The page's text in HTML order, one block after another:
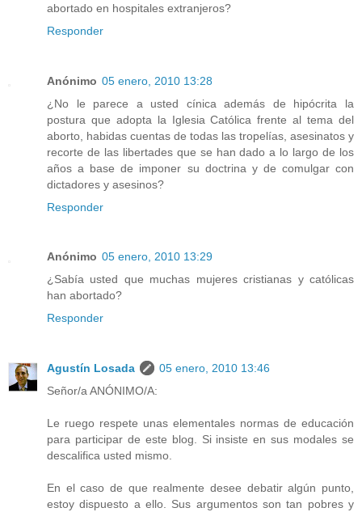
abortado en hospitales extranjeros?
Responder
Anónimo 05 enero, 2010 13:28
¿No le parece a usted cínica además de hipócrita la
postura que adopta la Iglesia Católica frente al tema del
aborto, habidas cuentas de todas las tropelías, asesinatos y
recorte de las libertades que se han dado a lo largo de los
años a base de imponer su doctrina y de comulgar con
dictadores y asesinos?
Responder
Anónimo 05 enero, 2010 13:29
¿Sabía usted que muchas mujeres cristianas y católicas
han abortado?
Responder
Agustín Losada
05 enero, 2010 13:46
Señor/a ANÓNIMO/A:
Le ruego respete unas elementales normas de educación
para participar de este blog. Si insiste en sus modales se
descalifica usted mismo.
En el caso de que realmente desee debatir algún punto,
estoy dispuesto a ello. Sus argumentos son tan pobres y